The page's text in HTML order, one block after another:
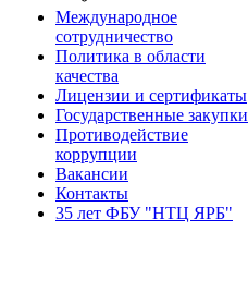
Международное
сотрудничество
Политика в области
качества
Лицензии и сертификаты
Государственные закупки
Противодействие
коррупции
Вакансии
Контакты
35 лет ФБУ "НТЦ ЯРБ"